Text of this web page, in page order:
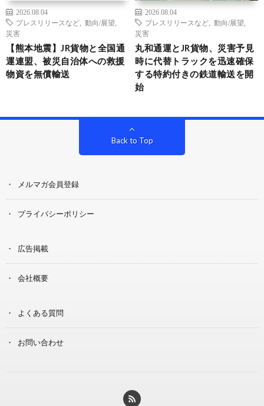
2026.08.04
プレスリリースなど
動向/展望
災害
【熊本地震】JR貨物と全国通
運連盟、被災自治体への救援
物資を無償輸送
2026.08.04
プレスリリースなど
動向/展望
災害
丸和通運とJR貨物、災害予見
時に代替トラックを迅速確保
する特約付きの鉄道輸送を開
始
Back to Top
メルマガ会員登録
プライバシーポリシー
広告掲載
会社概要
よくある質問
お問い合わせ